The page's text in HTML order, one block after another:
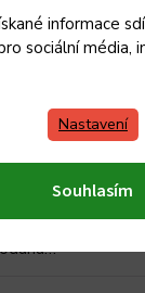
informace
sociální média,
Nastavení
Souhlasím
8594861267709